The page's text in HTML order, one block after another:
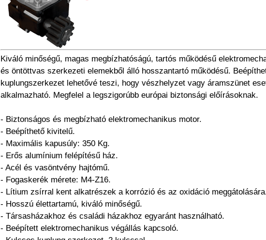
Kiváló minőségű, magas megbízhatóságú, tartós működésű
és öntöttvas szerkezeti elemekből álló hosszantartó működésű.
kuplungszerkezet lehetővé teszi, hogy vészhelyzet vagy áramszünet
alkalmazható. Megfelel a legszigorúbb európai biztonsági előírásoknak.
- Biztonságos és megbízható elektromechanikus motor.
- Beépíthető kivitelű.
- Maximális kapusúly: 350 Kg.
- Erős alumínium felépítésű ház.
- Acél és vasöntvény hajtómű.
- Fogaskerék mérete: M4-Z16.
- Lítium zsírral kent alkatrészek a korrózió és az oxidáció
- Hosszú élettartamú, kiváló minőségű.
- Társasházakhoz és családi házakhoz egyaránt használható.
- Beépített elektromechanikus végállás kapcsoló.